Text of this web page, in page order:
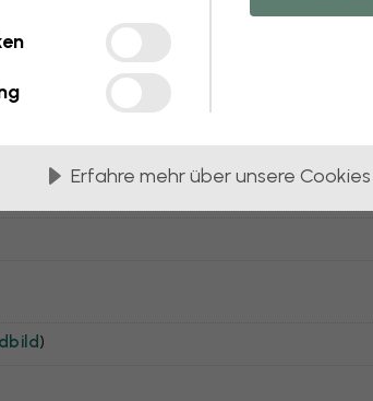
)
Erfahre mehr über unsere Cookies